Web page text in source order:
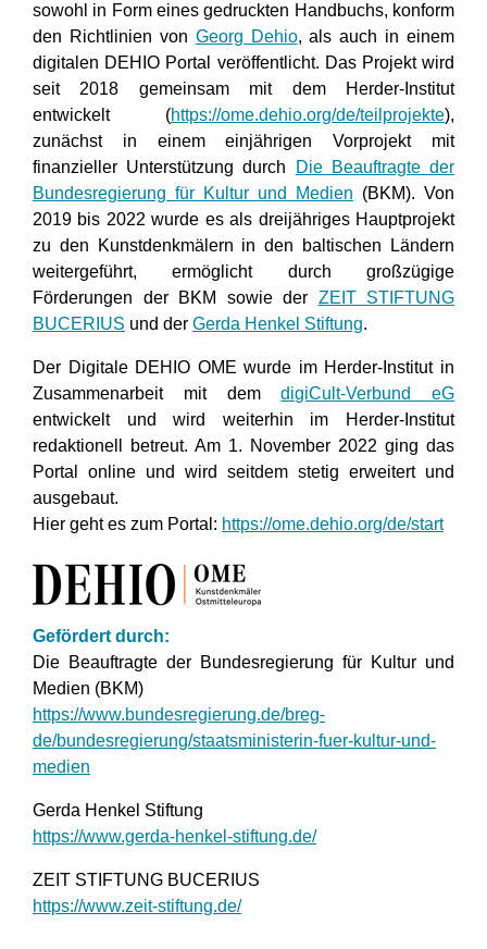
sowohl in Form eines gedruckten Handbuchs, konform
den Richtlinien von Georg Dehio, als auch in einem
digitalen DEHIO Portal veröffentlicht. Das Projekt wird
seit 2018 gemeinsam mit dem Herder-Institut
entwickelt (https://ome.dehio.org/de/teilprojekte),
zunächst in einem einjährigen Vorprojekt mit
finanzieller Unterstützung durch
Die Beauftragte der
Bundesregierung für Kultur und Medien (BKM). Von
2019 bis 2022 wurde es als dreijähriges Hauptprojekt
zu den Kunstdenkmälern in den baltischen Ländern
weitergeführt, ermöglicht durch großzügige
Förderungen der BKM sowie der ZEIT STIFTUNG
BUCERIUS und der Gerda Henkel Stiftung.
Der Digitale DEHIO OME wurde im Herder-Institut in
Zusammenarbeit mit demdigiCult-Verbund eG
entwickelt und wird weiterhin im Herder-Institut
redaktionell betreut. Am 1. November 2022 ging das
Portal online und wird seitdem stetig erweitert und
ausgebaut.
Hier geht es zum Portal: https://ome.dehio.org/de/start
Gefördert durch:
Die Beauftragte der Bundesregierung für Kultur und
Medien (BKM)
https://www.bundesregierung.de/breg-
de/bundesregierung/staatsministerin-fuer-kultur-und-
medien
Gerda Henkel Stiftung
https://www.gerda-henkel-stiftung.de/
ZEIT STIFTUNG BUCERIUS
https://www.zeit-stiftung.de/